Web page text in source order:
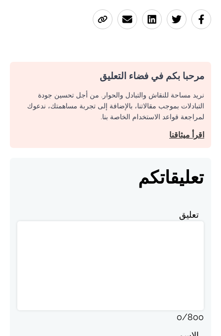
مرحبا بكم في فضاء التعليق
نريد مساحة للنقاش والتبادل والحوار. من أجل تحسين جودة
التبادلات بموجب مقالاتنا، بالإضافة إلى تجربة مساهمتك، ندعوك
لمراجعة قواعد الاستخدام الخاصة بنا.
اقرأ ميثاقنا
تعليقاتكم
تعليق
0/800